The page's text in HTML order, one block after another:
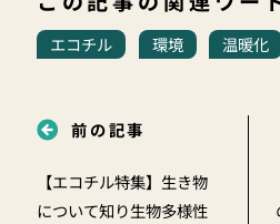
エコチル 環境 温暖化
前の記事
【エコチル特集】生き物
について知り生物多様性